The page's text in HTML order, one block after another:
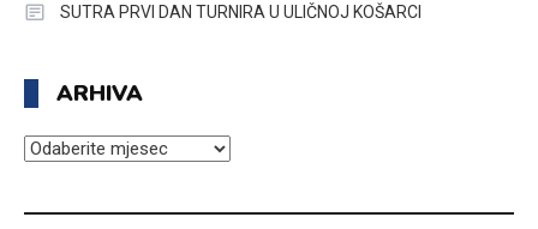
SUTRA PRVI DAN TURNIRA U ULIČNOJ KOŠARCI
ARHIVA
ARHIVA